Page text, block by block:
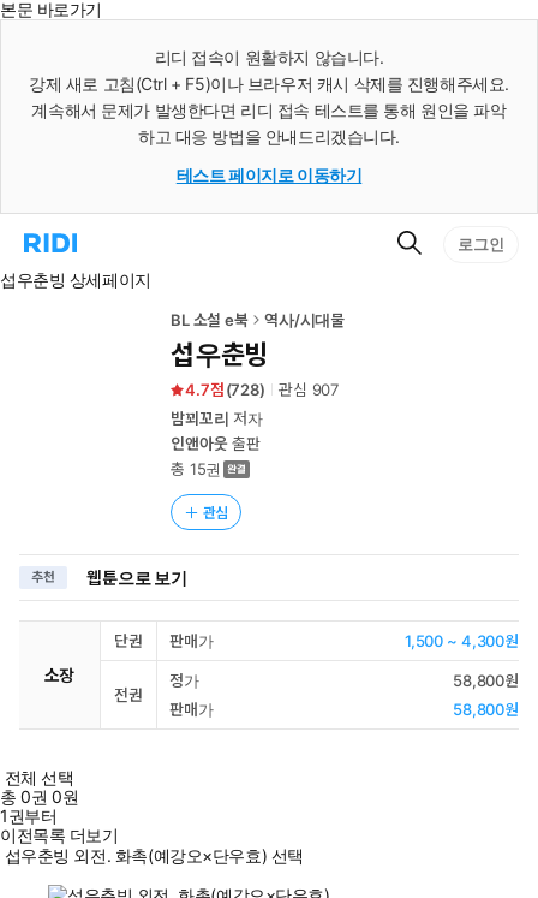
본문 바로가기
리디 접속이 원활하지 않습니다.
강제 새로 고침(Ctrl + F5)이나 브라우저 캐시 삭제를 진행해주세요.
계속해서 문제가 발생한다면 리디 접속 테스트를 통해 원인을 파악
하고 대응 방법을 안내드리겠습니다.
테스트 페이지로 이동하기
리
홈
검
로그인
섭우춘빙 상세페이지
BL 소설 e북 역사/시대물
섭우춘빙
4.7 (728) 관심 907
밤꾀꼬리 저자
인앤아웃출판
총 15권
관심
추천 웹툰으로 보기
소장
단권 판매가 1,500 ~ 4,300원
전권
정가
58,800원
판매가
58,800원
전체 선택
총0권 0원
1권부터
이전목록 더보기
섭우춘빙 외전. 화촉(예강오×단우효) 선택